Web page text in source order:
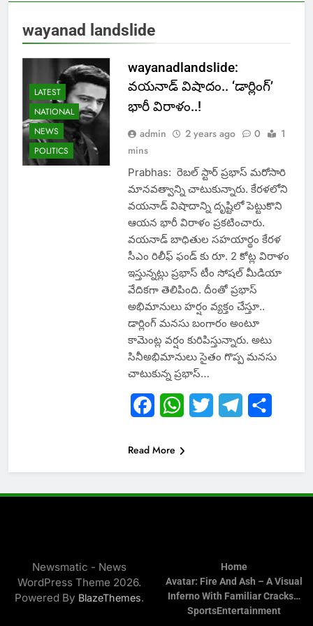
wayanad landslide
LATEST
NATIONAL
NEWS
POLITICS
wayanadlandslide:
వ‌య‌నాడ్ విషాదం.. ‘డార్లింగ్’
భారీ విరాళం..!
admin 2 years ago 0
1
mins
Prabhas: రెబ‌ల్ స్టార్ ప్ర‌భాస్ మ‌రోసారి
మాన‌వ‌త్వాన్ని చాటుకున్నారు. కేర‌ళలోని
వ‌యనాడ్ విషాదాన్ని దృష్టిలో పెట్టుకొని
ఆయ‌న‌ భారీ విరాళం ప్ర‌క‌టించారు.
వ‌య‌నాడ్ బాధితుల స‌హ‌యార్థం కేర‌ళ
సీఎం రిలీఫ్ ఫండ్ కు రూ. 2 కోట్ల విరాళం
ఇస్తున్న‌ట్లు ప్ర‌భాస్ టీం సోష‌ల్ మీడియా
వేదిక‌గా తెలిపింది. దీంతో ప్ర‌భాస్
అభిమానులు హ‌ర్షం వ్య‌క్తం చేస్తూ..
డార్లింగ్ మ‌న‌సు బంగారం అంటూ
కామెంట్ల వ‌ర్షం కురిపిస్తున్నారు. అటు
సినీఅభిమానులు సైతం గొప్ప మ‌న‌సు
చాటుకున్న‌ ప్ర‌భాస్…
FacebookWhatsApp
Twitter Telegram
Read More
Newsmatic - News
WordPress Theme 2026.
Powered By BlazeThemes.
Home
Avatar: Fire And Ash – A Visual
Inferno With Familiar Cracks…
SportsEntertainment